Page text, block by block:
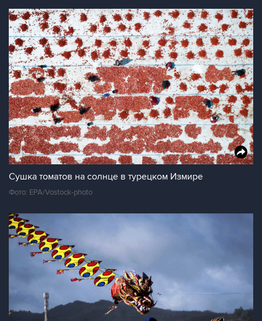
Сушка томатов на солнце в турецком Измире
Фото: EPA/Vostock-photo